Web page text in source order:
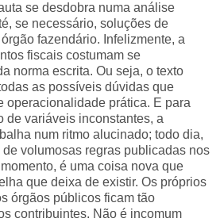
se desdobra numa análise
se necessário, soluções de
fazendário. Infelizmente, a
fiscais costumam se
norma escrita. Ou seja, o texto
as possíveis dúvidas que
operacionalidade prática. E para
de variáveis inconstantes, a
num ritmo alucinado; todo dia,
volumosas regras publicadas nos
é uma coisa nova que
que deixa de existir. Os próprios
órgãos públicos ficam tão
contribuintes. Não é incomum